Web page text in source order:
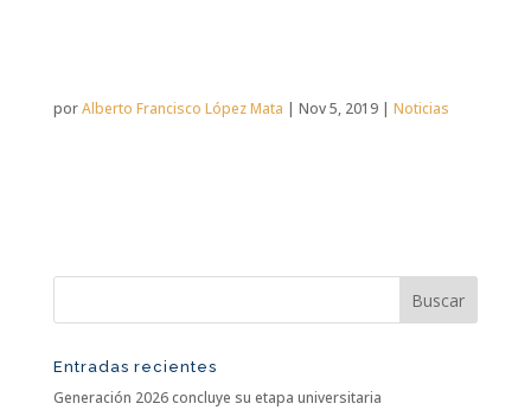
porAlberto Francisco López Mata Nov 5, 2019| Noticias
Entradas recientes
Generación 2026 concluye su etapa universitaria